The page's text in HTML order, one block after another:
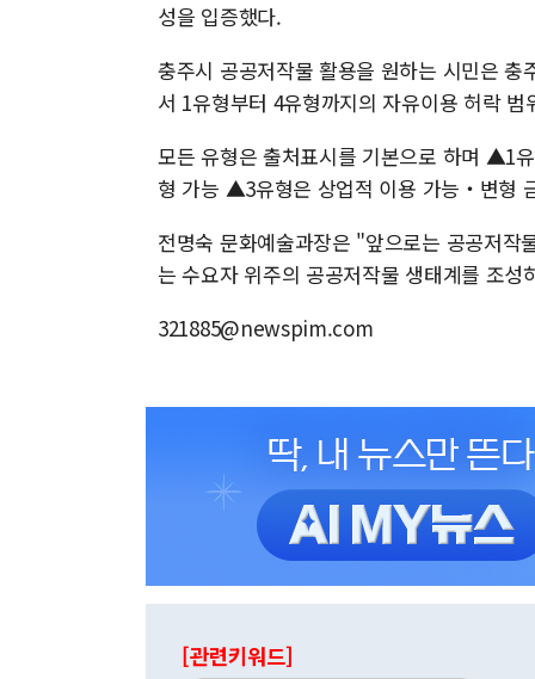
성을 입증했다.
충주시 공공저작물 활용을 원하는 시민은
서 1유형부터 4유형까지의 자유이용 허락
모든 유형은 출처표시를 기본으로 하며
형 가능 ▲3유형은 상업적 이용 가능‧변형
전명숙 문화예술과장은 "앞으로는 공공저작
는 수요자 위주의 공공저작물 생태계를 조
321885@newspim.com
[관련키워드]